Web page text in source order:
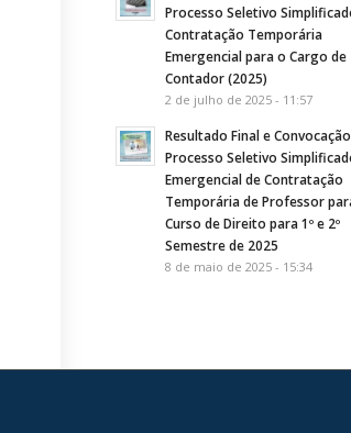
Processo Seletivo
Contratação Temporária
Emergencial para o Cargo de
Contador (2025)
2 de julho de 2025 - 11:57
Resultado Final e
Processo Seletivo
Emergencial de Contratação
Temporária de Professor
Curso de Direito para 1º e 2º
Semestre de 2025
8 de maio de 2025 - 15:34